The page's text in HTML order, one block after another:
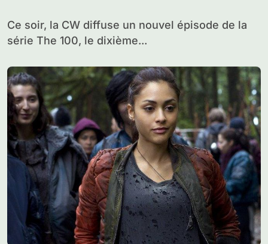
Ce soir, la CW diffuse un nouvel épisode de la
série The 100, le dixième...